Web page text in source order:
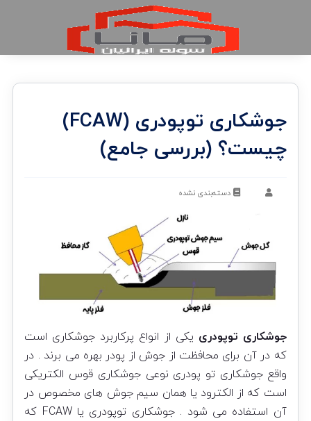
جوشکاری توپودری (FCAW)
چیست؟ (بررسی جامع)
دسته‌بندی نشده
جوشکاری توپودری یکی از انواع پرکاربرد جوشکاری است
که در آن برای محافظت از جوش از پودر بهره می برند . در
واقع جوشکاری تو پودری نوعی جوشکاری قوس الکتریکی
است که از الکترود یا همان سیم جوش های مخصوص در
آن استفاده می شود . جوشکاری توپودری یا FCAW که